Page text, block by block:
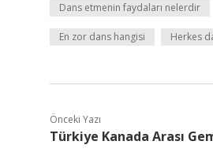
Dans etmenin faydaları nelerdir
En zor dans hangisi Herkes
Önceki Yazı
Türkiye Kanada Arası